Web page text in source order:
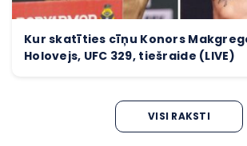
Kur skatīties cīņu Konors
Holovejs, UFC 329, tiešraide (LIVE)
VISI RAKSTI